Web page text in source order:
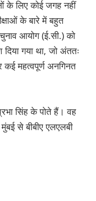
के लिए कोई जगह नहीं
के बारे में बहुत
आयोग (ई.सी.) को
दिया गया था, जो अंततः
कई महत्वपूर्ण अनगिनत
सिंह के पोते हैं। वह
से बीबीए एलएलबी